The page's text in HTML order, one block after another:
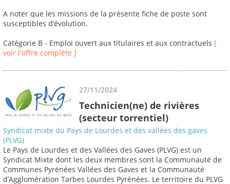
A noter que les missions de la présente fiche de poste sont
susceptibles d’évolution.
Catégorie B - Emploi ouvert aux titulaires et aux contractuels [
voir l'offre complète ]
27/11/2024
Technicien(ne) de rivières
(secteur torrentiel)
Syndicat mixte du Pays de Lourdes et des vallées des gaves
(PLVG)
Le Pays de Lourdes et des Vallées des Gaves (PLVG) est un
Syndicat Mixte dont les deux membres sont la Communauté de
Communes Pyrénées Vallées des Gaves et la Communauté
d’Agglomération Tarbes Lourdes Pyrénées. Le territoire du PLVG